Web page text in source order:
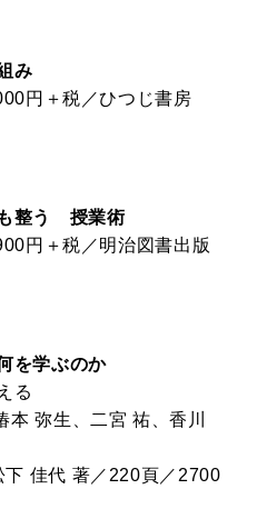
み
円＋税／ひつじ書房
整う 授業術
円＋税／明治図書出版
を学ぶのか
る
弥生、二宮 祐、香川
佳代 著／220頁／2700